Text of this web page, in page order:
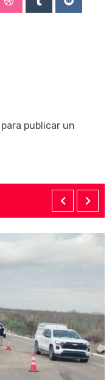
StumbleUpon
TumblrReddit
para publicar un